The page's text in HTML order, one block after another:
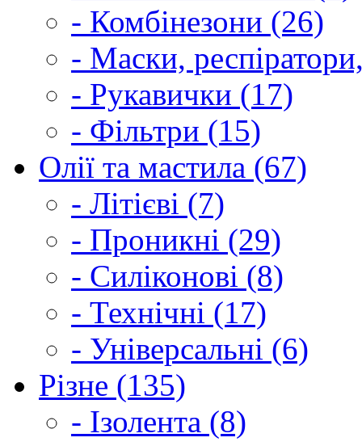
- Комбінезони (26)
- Маски,
- Рукавички (17)
- Фільтри (15)
Олії та мастила (67)
- Літієві (7)
- Проникні (29)
- Силіконові (8)
- Технічні (17)
- Універсальні (6)
Різне (135)
- Ізолента (8)